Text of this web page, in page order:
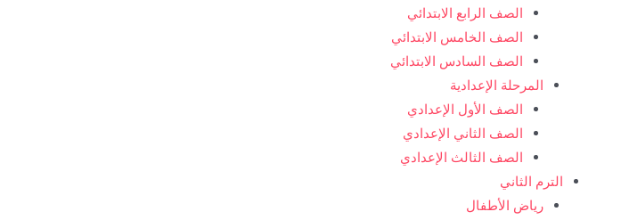
الصف الرابع الابتدائي
الصف الخامس الابتدائي
الصف السادس الابتدائي
المرحلة الإعدادية
الصف الأول الإعدادي
الصف الثاني الإعدادي
الصف الثالث الإعدادي
الترم الثاني
رياض الأطفال